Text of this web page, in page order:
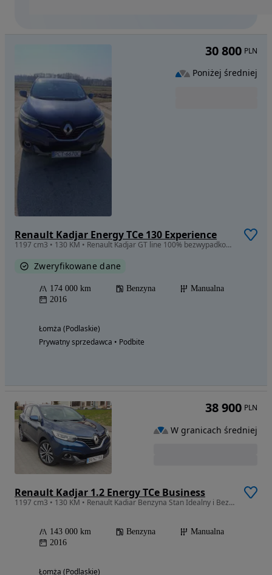
Renault Kadjar Energy TCe 130 Experience
1197 cm3 • 130 KM • Renault Kadjar GT line 100% bezwypadkowy Raport Carvertical
Zweryfikowane dane
174 000 km Benzyna
Manualna
2016
Łomża (Podlaskie)
Prywatny sprzedawca • Podbite
30 800 PLN
Poniżej średniej
Renault Kadjar 1.2 Energy TCe Business
1197 cm3 • 130 KM • Renault Kadiar Benzyna Stan Idealny i Bezwypadkowy.
143 000 km Benzyna
Manualna
2016
Łomża (Podlaskie)
38 900 PLN
W granicach średniej